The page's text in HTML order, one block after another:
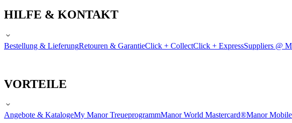
HILFE & KONTAKT
Bestellung & LieferungRetouren & GarantieClick + CollectClick + ExpressSuppliers @
VORTEILE
Angebote & KatalogeMy Manor TreueprogrammManor World Mastercard®Manor